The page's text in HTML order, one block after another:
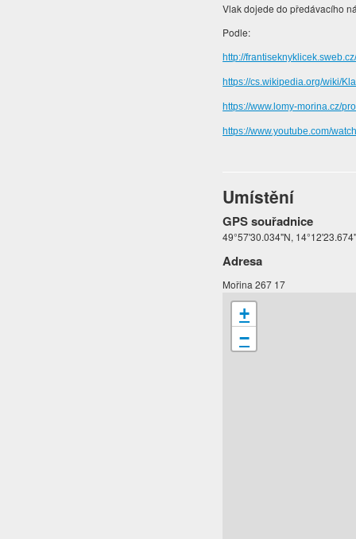
Vlak dojede do předávacího
Podle:
http://
https://cs.wikipedia.org/wiki/
https://www.lomy-morina.cz/
https://www.youtube.com/
Umístění
GPS souřadnice
49°57'30.034"N,
Adresa
Mořina 267 17
+
−